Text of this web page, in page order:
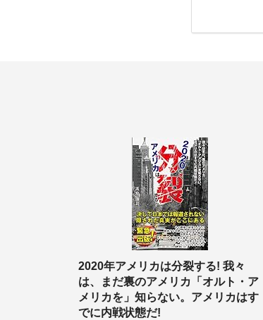
2020年アメリカは分裂する! 我々
は、まだ裏のアメリカ「オルト・ア
メリカを」知らない。アメリカはす
でに内戦状態だ!